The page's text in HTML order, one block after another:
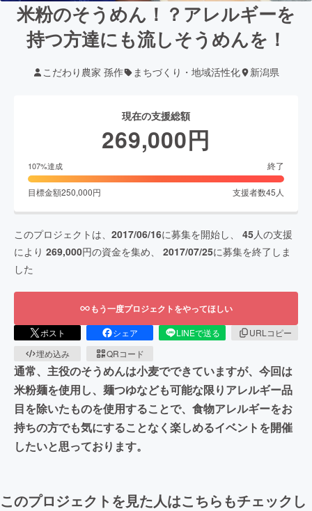
米粉のそうめん！？アレルギーを
持つ方達にも流しそうめんを！
こだわり農家 孫作 まちづくり・地域活性化 新潟県
現在の支援総額
269,000円
107%達成 終了
目標金額250,000円 支援者数45 人
このプロジェクトは、 2017/06/16に募集を開始し、 45人の支援
により 269,000円の資金を集め、 2017/07/25に募集を終了しま
した
もう一度プロジェクトをやってほしい
ポスト シェア LINEで送る
URLコピー
埋め込み
QRコード
通常、主役のそうめんは小麦でできていますが、今回は
米粉麺を使用し、麺つゆなども可能な限りアレルギー品
目を除いたものを使用することで、食物アレルギーをお
持ちの方でも気にすることなく楽しめるイベントを開催
したいと思っております。
このプロジェクトを見た人はこちらもチェックし